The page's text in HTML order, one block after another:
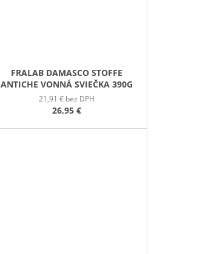
FRALAB DAMASCO STOFFE
ANTICHE VONNÁ SVIEČKA 390G
21,91 € bez DPH
26,95 €